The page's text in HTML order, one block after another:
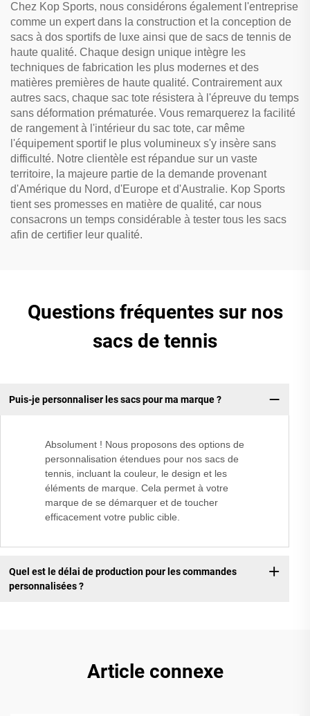
Chez Kop Sports, nous considérons également l'entreprise
comme un expert dans la construction et la conception de
sacs à dos sportifs de luxe ainsi que de sacs de tennis de
haute qualité. Chaque design unique intègre les
techniques de fabrication les plus modernes et des
matières premières de haute qualité. Contrairement aux
autres sacs, chaque sac tote résistera à l'épreuve du temps
sans déformation prématurée. Vous remarquerez la facilité
de rangement à l'intérieur du sac tote, car même
l'équipement sportif le plus volumineux s'y insère sans
difficulté. Notre clientèle est répandue sur un vaste
territoire, la majeure partie de la demande provenant
d'Amérique du Nord, d'Europe et d'Australie. Kop Sports
tient ses promesses en matière de qualité, car nous
consacrons un temps considérable à tester tous les sacs
afin de certifier leur qualité.
Questions fréquentes sur nos
sacs de tennis
Puis-je personnaliser les sacs pour ma marque ?
Absolument ! Nous proposons des options de
personnalisation étendues pour nos sacs de
tennis, incluant la couleur, le design et les
éléments de marque. Cela permet à votre
marque de se démarquer et de toucher
efficacement votre public cible.
Quel est le délai de production pour les commandes
personnalisées ?
Article connexe